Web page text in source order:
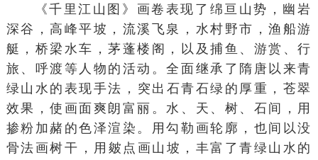
《千里江山图 》画卷表现了绵亘山势，幽岩
深谷，高峰平坡，流溪飞泉，水村野市，渔船游
艇，桥梁水车，茅蓬楼阁，以及捕鱼、游赏、行
旅、呼渡等人物的活动。全面继承了隋唐以来青
绿山水 的 表现手法 ，突出石青石绿的厚重，苍翠
效果，使画面爽朗富丽。水、天、树、石间，用
掺粉加赭的色泽渲染。用勾勒画轮廓，也间以没
骨法 画树干 ，用皴点画山坡，丰富了青绿山水的